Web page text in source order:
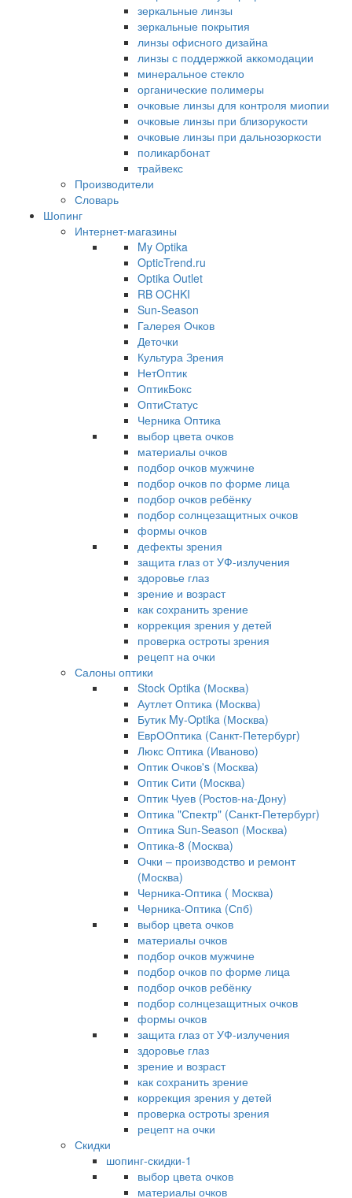
зеркальные линзы
зеркальные покрытия
линзы офисного дизайна
линзы с поддержкой аккомодации
минеральное стекло
органические полимеры
очковые линзы для контроля миопии
очковые линзы при близорукости
очковые линзы при дальнозоркости
поликарбонат
трайвекс
Производители
Словарь
Шопинг
Интернет-магазины
My Optika
OpticTrend.ru
Optika Outlet
RB OCHKI
Sun-Season
Галерея Очков
Деточки
Культура Зрения
НетОптик
ОптикБокс
ОптиСтатус
Черника Оптика
выбор цвета очков
материалы очков
подбор очков мужчине
подбор очков по форме лица
подбор очков ребёнку
подбор солнцезащитных очков
формы очков
дефекты зрения
защита глаз от УФ-излучения
здоровье глаз
зрение и возраст
как сохранить зрение
коррекция зрения у детей
проверка остроты зрения
рецепт на очки
Салоны оптики
Stock Optika (Москва)
Аутлет Оптика (Москва)
Бутик My-Optika (Москва)
ЕврООптика (Санкт-Петербург)
Люкс Оптика (Иваново)
Оптик Очков's (Москва)
Оптик Сити (Москва)
Оптик Чуев (Ростов-на-Дону)
Оптика "Спектр" (Санкт-Петербург)
Оптика Sun-Season (Москва)
Оптика-8 (Москва)
Очки – производство и ремонт
(Москва)
Черника-Оптика ( Москва)
Черника-Оптика (Спб)
выбор цвета очков
материалы очков
подбор очков мужчине
подбор очков по форме лица
подбор очков ребёнку
подбор солнцезащитных очков
формы очков
защита глаз от УФ-излучения
здоровье глаз
зрение и возраст
как сохранить зрение
коррекция зрения у детей
проверка остроты зрения
рецепт на очки
Скидки
шопинг-скидки-1
выбор цвета очков
материалы очков